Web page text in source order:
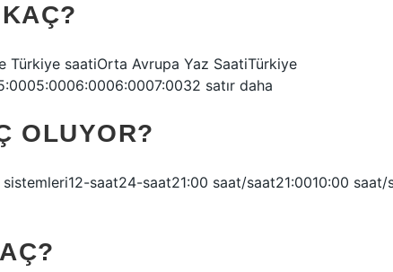
Türkiye saatiOrta Avrupa Yaz SaatiTürkiye
satır daha
OLUYOR?
saat24-saat21:00 saat/saat21:0010:00 saat/